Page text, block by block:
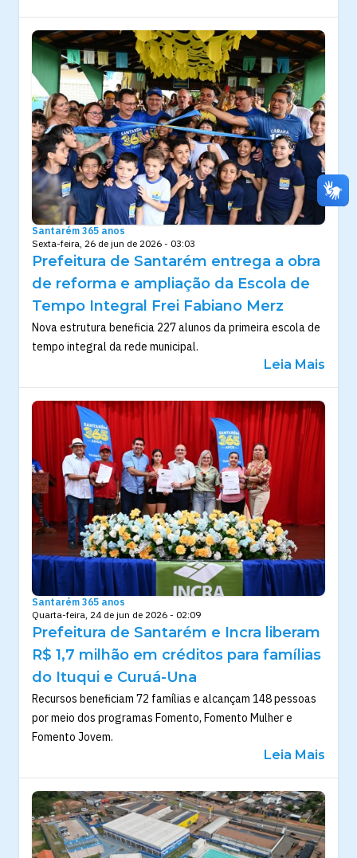
Santarém 365 anos
Sexta-feira, 26 de jun de 2026 - 03:03
Prefeitura de Santarém entrega a obra
de reforma e ampliação da Escola de
Tempo Integral Frei Fabiano Merz
Nova estrutura beneficia 227 alunos da primeira escola de
tempo integral da rede municipal.
Leia Mais
Santarém 365 anos
Quarta-feira, 24 de jun de 2026 - 02:09
Prefeitura de Santarém e Incra liberam
R$ 1,7 milhão em créditos para famílias
do Ituqui e Curuá-Una
Recursos beneficiam 72 famílias e alcançam 148 pessoas
por meio dos programas Fomento, Fomento Mulher e
Fomento Jovem.
Leia Mais